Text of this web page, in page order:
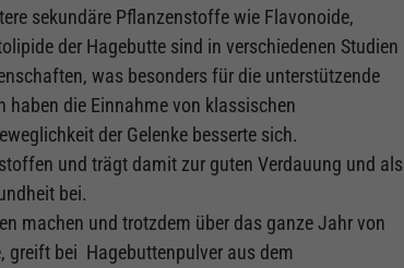
sekundäre Pflanzenstoffe wie Flavonoide,
der Hagebutte sind in verschiedenen Studien
was besonders für die unterstützende
haben die Einnahme von klassischen
der Gelenke besserte sich.
und trägt damit zur guten Verdauung und als
bei.
machen und trotzdem über das ganze Jahr von
greift bei Hagebuttenpulver aus dem